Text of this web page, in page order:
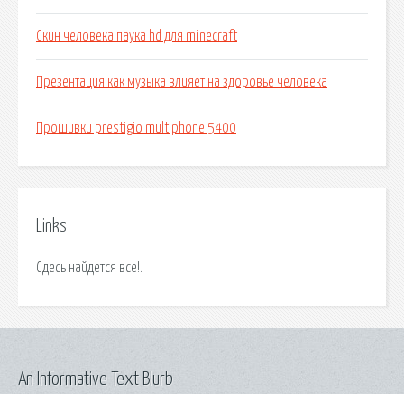
Скин человека паука hd для minecraft
Презентация как музыка влияет на здоровье человека
Прошивки prestigio multiphone 5400
Links
Сдесь найдется все!.
An Informative Text Blurb